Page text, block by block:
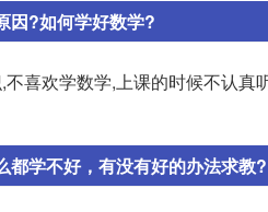
因?如何学好数学?
喜欢学数学,上课的时候不认
都学不好，有没有好的办法求教?